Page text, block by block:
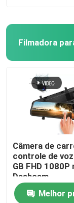
Filmadora
Câmera de
controle de
GB FHD 1080P
Dashcam
prova d'água
Melhor